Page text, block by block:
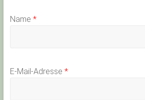
Name *
E-Mail-Adresse *